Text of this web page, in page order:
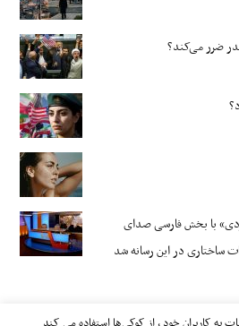
ضرر می‌کند؟
با بخش فارسی صدای
ساختاری در این رسانه شد